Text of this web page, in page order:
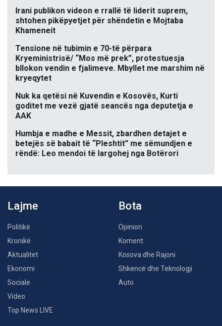
Irani publikon videon e rrallë të liderit suprem,
shtohen pikëpyetjet për shëndetin e Mojtaba
Khameneit
Tensione në tubimin e 70-të përpara
Kryeministrisë/ “Mos më prek”, protestuesja
bllokon vendin e fjalimeve. Mbyllet me marshim në
kryeqytet
Nuk ka qetësi në Kuvendin e Kosovës, Kurti
goditet me vezë gjatë seancës nga deputetja e
AAK
Humbja e madhe e Messit, zbardhen detajet e
betejës së babait të “Pleshtit” me sëmundjen e
rëndë: Leo mendoi të largohej nga Botërori
Lajme
Politikë
Kronikë
Aktualitet
Ekonomi
Sociale
Video
Top News LIVE
Bota
Opinion
Koment
Kosova dhe Rajoni
Shkencë dhe Teknologji
Auto